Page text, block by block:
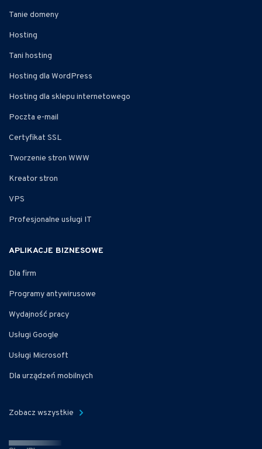
Tanie domeny
Hosting
Tani hosting
Hosting dla WordPress
Hosting dla sklepu internetowego
Poczta e-mail
Certyfikat SSL
Tworzenie stron WWW
Kreator stron
VPS
Profesjonalne usługi IT
APLIKACJE BIZNESOWE
Dla firm
Programy antywirusowe
Wydajność pracy
Usługi Google
Usługi Microsoft
Dla urządzeń mobilnych
Zobacz wszystkie